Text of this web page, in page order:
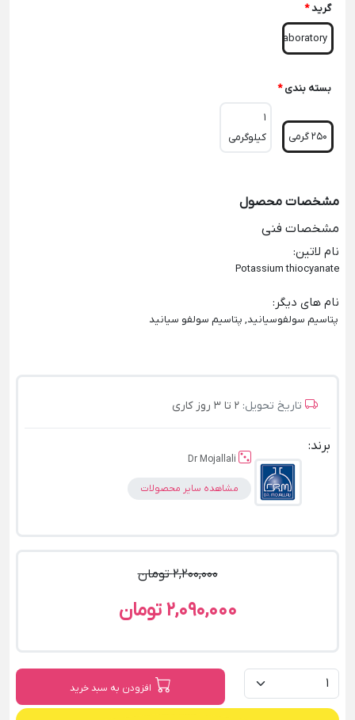
گرید*
Laboratory
بسته بندی *
250 گرمی
1
کیلوگرمی
مشخصات محصول
مشخصات فنی
نام لاتین:
Potassium thiocyanate
نام های دیگر :
پتاسیم سولفوسیانید, پتاسیم سولفو سیانید
تاریخ تحویل: 2 تا 3 روز کاری
برند:
Dr Mojallali
مشاهده سایر محصولات
2,200,000 تومان
2,090,000 تومان
افزودن به سبد خرید